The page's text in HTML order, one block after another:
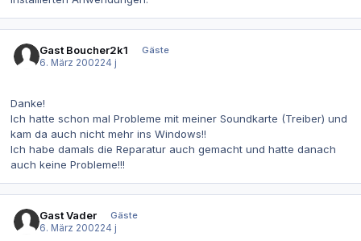
Gast Boucher2k1
Gäste
6. März 200224 j
Danke!
Ich hatte schon mal Probleme mit meiner Soundkarte (Treiber) und
kam da auch nicht mehr ins Windows!!
Ich habe damals die Reparatur auch gemacht und hatte danach
auch keine Probleme!!!
Gast Vader
Gäste
6. März 200224 j